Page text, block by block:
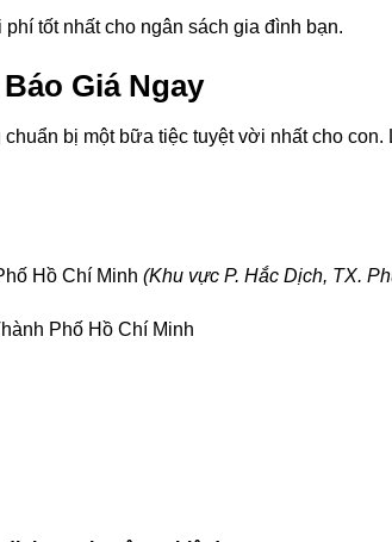
tốt nhất cho ngân sách gia đình bạn.
Giá Ngay
bị một bữa tiệc tuyệt vời nhất cho con.
Hồ Chí Minh (Khu vực P. Hắc Dịch, TX.
Phố Hồ Chí Minh